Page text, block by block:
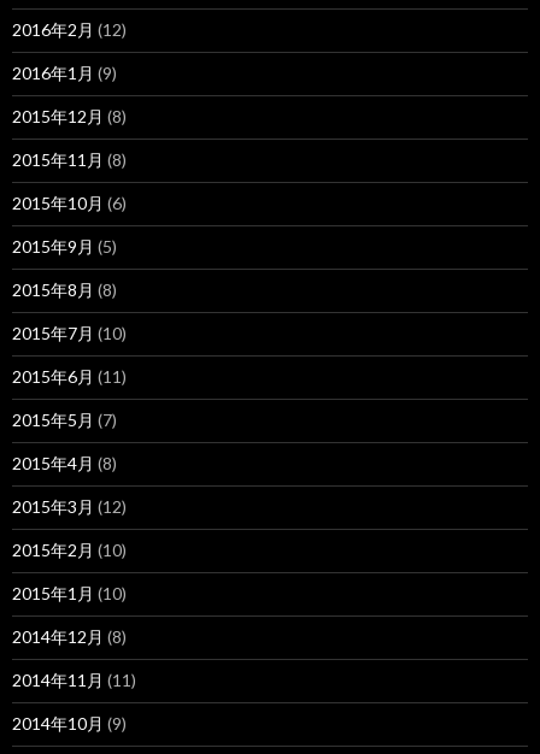
2016年2月 (12)
2016年1月 (9)
2015年12月 (8)
2015年11月 (8)
2015年10月 (6)
2015年9月 (5)
2015年8月 (8)
2015年7月 (10)
2015年6月 (11)
2015年5月 (7)
2015年4月 (8)
2015年3月 (12)
2015年2月 (10)
2015年1月 (10)
2014年12月 (8)
2014年11月 (11)
2014年10月 (9)